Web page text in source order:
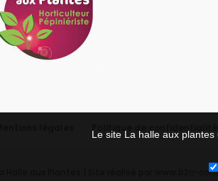
La Halle aux Plantes | Site réalisé par www.b2c-
Le site La halle aux